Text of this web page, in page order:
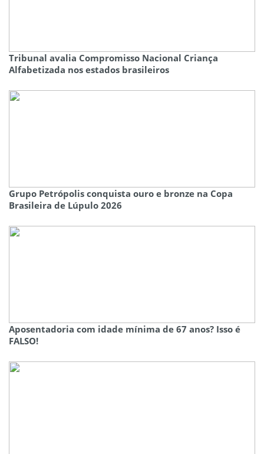
Tribunal avalia Compromisso Nacional Criança
Alfabetizada nos estados brasileiros
Grupo Petrópolis conquista ouro e bronze na Copa
Brasileira de Lúpulo 2026
Aposentadoria com idade mínima de 67 anos? Isso é
FALSO!